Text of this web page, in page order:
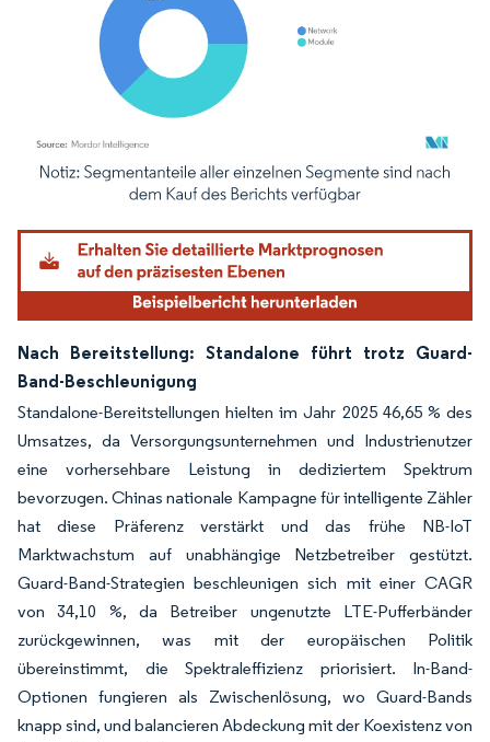
Bild © Mordor Intelligence. Wiederverwendung erfordert Namensnennung
Nach Bereitstellung: Standalone führt trotz Guard-
Band-Beschleunigung
Standalone-Bereitstellungen hielten im Jahr 2025 46,65 % des
Umsatzes, da Versorgungsunternehmen und Industrienutzer
eine vorhersehbare Leistung in dediziertem Spektrum
bevorzugen. Chinas nationale Kampagne für intelligente Zähler
hat diese Präferenz verstärkt und das frühe NB-IoT
Marktwachstum auf unabhängige Netzbetreiber gestützt.
Guard-Band-Strategien beschleunigen sich mit einer CAGR
von 34,10 %, da Betreiber ungenutzte LTE-Pufferbänder
zurückgewinnen, was mit der europäischen Politik
übereinstimmt, die Spektraleffizienz priorisiert. In-Band-
Optionen fungieren als Zwischenlösung, wo Guard-Bands
knapp sind, und balancieren Abdeckung mit der Koexistenz von